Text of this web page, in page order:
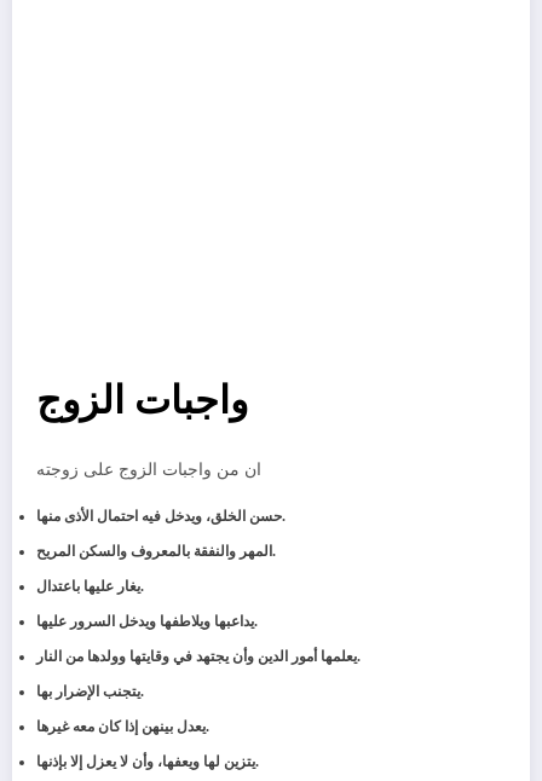
واجبات الزوج
ان من واجبات الزوج على زوجته
حسن الخلق، ويدخل فيه احتمال الأذى منها.
المهر والنفقة بالمعروف والسكن المريح.
يغار عليها باعتدال.
يداعبها ويلاطفها ويدخل السرور عليها.
يعلمها أمور الدين وأن يجتهد في وقايتها وولدها من النار.
يتجنب الإضرار بها.
يعدل بينهن إذا كان معه غيرها.
يتزين لها ويعفها، وأن لا يعزل إلا بإذنها.